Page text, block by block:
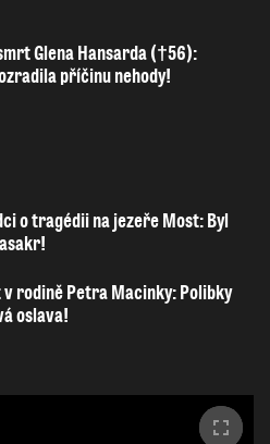
Glena Hansarda (†56):
příčinu nehody!
o tragédii na jezeře Most: Byl
v rodině Petra Macinky: Polibky
oslava!